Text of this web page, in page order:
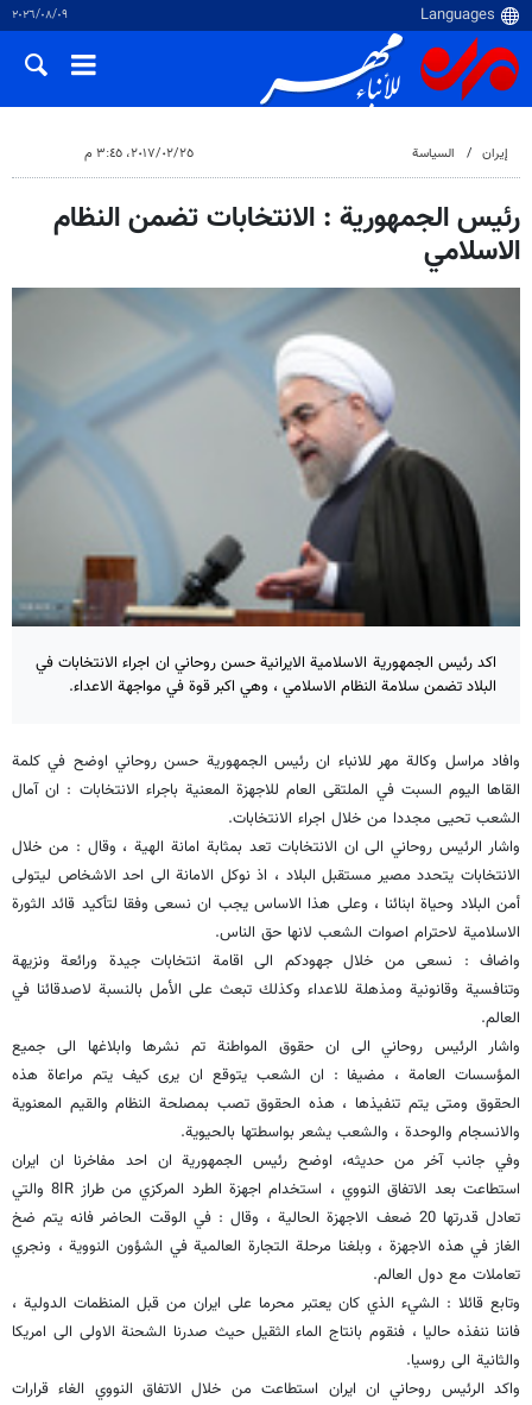
٠٩‏/٠٨‏/٢٠٢٦
إيران السياسة ٢٥‏/٠٢‏/٢٠١٧، ٣:٤٥ م
رئيس الجمهورية : الانتخابات تضمن النظام
الاسلامي
اكد رئيس الجمهورية الاسلامية الايرانية حسن روحاني ان اجراء الانتخابات في
البلاد تضمن سلامة النظام الاسلامي ، وهي اكبر قوة في مواجهة الاعداء.
وافاد مراسل وكالة مهر للانباء ان رئيس الجمهورية حسن روحاني اوضح في كلمة
القاها اليوم السبت في الملتقى العام للاجهزة المعنية باجراء الانتخابات : ان آمال
الشعب تحيى مجددا من خلال اجراء الانتخابات.
واشار الرئيس روحاني الى ان الانتخابات تعد بمثابة امانة الهية ، وقال : من خلال
الانتخابات يتحدد مصير مستقبل البلاد ، اذ نوكل الامانة الى احد الاشخاص ليتولى
أمن البلاد وحياة ابنائنا ، وعلى هذا الاساس يجب ان نسعى وفقا لتأكيد قائد الثورة
الاسلامية لاحترام اصوات الشعب لانها حق الناس.
واضاف : نسعى من خلال جهودكم الى اقامة انتخابات جيدة ورائعة ونزيهة
وتنافسية وقانونية ومذهلة للاعداء وكذلك تبعث على الأمل بالنسبة لاصدقائنا في
العالم.
واشار الرئيس روحاني الى ان حقوق المواطنة تم نشرها وابلاغها الى جميع
المؤسسات العامة ، مضيفا : ان الشعب يتوقع ان يرى كيف يتم مراعاة هذه
الحقوق ومتى يتم تنفيذها ، هذه الحقوق تصب بمصلحة النظام والقيم المعنوية
والانسجام والوحدة ، والشعب يشعر بواسطتها بالحيوية.
وفي جانب آخر من حديثه، اوضح رئيس الجمهورية ان احد مفاخرنا ان ايران
استطاعت بعد الاتفاق النووي ، استخدام اجهزة الطرد المركزي من طراز 8IRوالتي
تعادل قدرتها 20 ضعف الاجهزة الحالية ، وقال : في الوقت الحاضر فانه يتم ضخ
الغاز في هذه الاجهزة ، وبلغنا مرحلة التجارة العالمية في الشؤون النووية ، ونجري
تعاملات مع دول العالم.
وتابع قائلا : الشيء الذي كان يعتبر محرما على ايران من قبل المنظمات الدولية ،
فاننا ننفذه حاليا ، فنقوم بانتاج الماء الثقيل حيث صدرنا الشحنة الاولى الى امريكا
والثانية الى روسيا.
واكد الرئيس روحاني ان ايران استطاعت من خلال الاتفاق النووي الغاء قرارات